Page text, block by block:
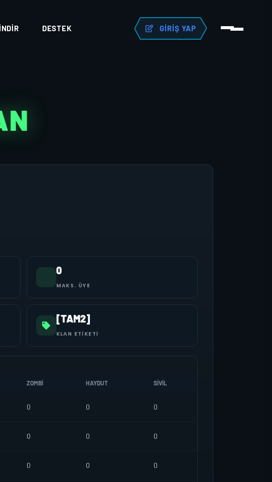
İNDIR DESTEK GIRIŞ YAP
0
MAKS. ÜYE
[TAM2]
KLAN ETIKETI
ZOMBI HAYDUT SIVIL
0 0 0
0 0 0
0 0 0